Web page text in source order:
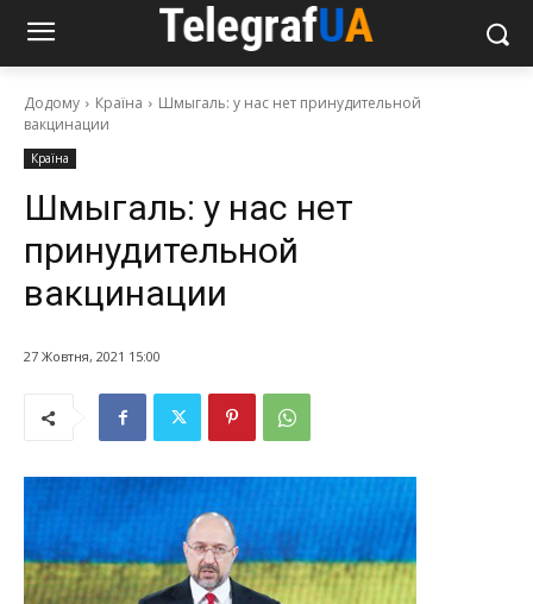
Додому Країна
Шмыгаль: у нас нет принудительной
вакцинации
Країна
Шмыгаль: у нас нет
принудительной
вакцинации
27 Жовтня, 2021 15:00